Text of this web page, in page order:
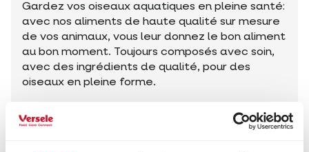
Gardez vos oiseaux aquatiques en pleine santé:
avec nos aliments de haute qualité sur mesure
de vos animaux, vous leur donnez le bon aliment
au bon moment. Toujours composés avec soin,
avec des ingrédients de qualité, pour des
oiseaux en pleine forme.
Trouvez les bons produits